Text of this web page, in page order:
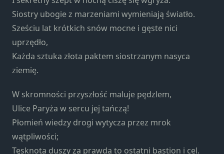
Siostry ubogie z marzeniami wymieniają światło.
Sześciu lat krótkich snów mocne i gęste nici
uprzędło,
Każda sztuka złota paktem siostrzanym nasyca
ziemię.
W skromności przyszłość maluje pędzlem,
Ulice Paryża w sercu jej tańczą!
Płomień wiedzy drogi wytycza przez mrok
wątpliwości;
Tęsknota duszy za prawdą to ostatni bastion i cel.
internetowa
działała jak
najlepiej
twojego
pliki cookie,
niektóre funkcje
znikną ze strony
internetowej.